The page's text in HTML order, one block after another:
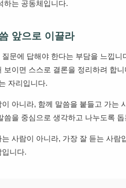
하는 공동체입니다.
앞으로 이끌라
문에 답해야 한다는 부담을 느낍
보이면 스스로 결론을 정리하려 합
자리입니다.
아니라, 함께 말씀을 붙들고 가는
씀을 중심으로 생각하고 나누도록
사람이 아니라, 가장 잘 듣는 사람
니다.